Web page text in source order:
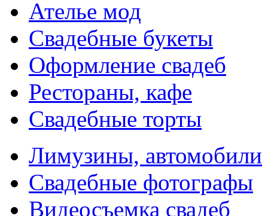
Ателье мод
Свадебные букеты
Оформление свадеб
Рестораны, кафе
Свадебные торты
Лимузины, автомобили
Свадебные фотографы
Видеосъемка свадеб